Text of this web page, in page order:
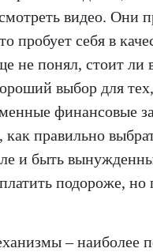
видео. Они
пробует себя в
не понял, стоит ли
выбор для
финансовые
правильно
и быть
подороже, но
– наиболее